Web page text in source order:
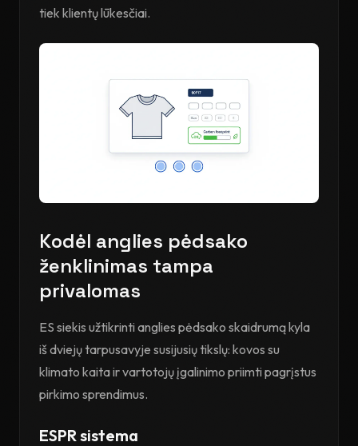
tiek klientų lūkesčiai.
Kodėl anglies pėdsako
ženklinimas tampa
privalomas
ES siekis užtikrinti anglies pėdsako skaidrumą kyla
iš dviejų tarpusavyje susijusių tikslų: kovos su
klimato kaita ir vartotojų įgalinimo priimti pagrįstus
pirkimo sprendimus.
ESPR sistema